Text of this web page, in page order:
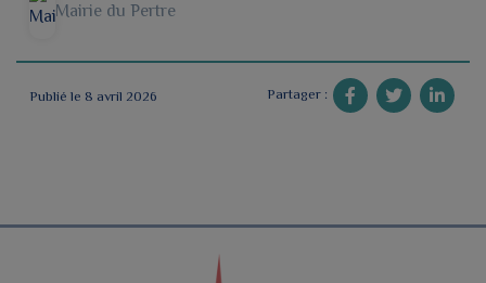
Mairie du Pertre
Publié le 8 avril 2026 Partager :